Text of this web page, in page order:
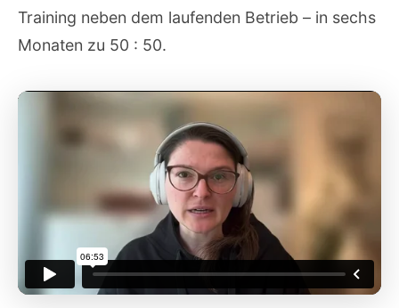
Training neben dem laufenden Betrieb – in sechs
Monaten zu 50 : 50.